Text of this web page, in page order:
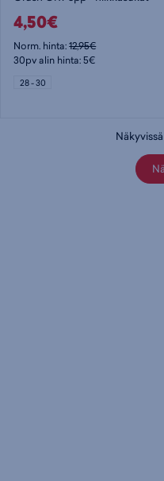
4,50€
Norm. hinta:12,95€
30pv alin hinta: 5€
28 - 30
Näkyvissä